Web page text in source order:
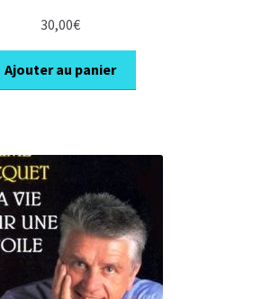
30,00€
Ajouter au panier